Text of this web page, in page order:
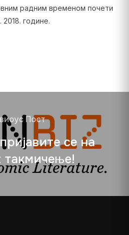
радним временом почети
2018. године.
Пост
се на
такмичење!